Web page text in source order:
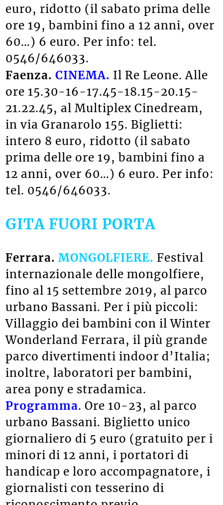
euro, ridotto (il sabato prima delle
ore 19, bambini fino a 12 anni, over
60…) 6 euro. Per info: tel.
0546/646033.
Faenza.CINEMA. Il Re Leone. Alle
ore 15.30-16-17.45-18.15-20.15-
21.22.45, al Multiplex Cinedream,
in via Granarolo 155. Biglietti:
intero 8 euro, ridotto (il sabato
prima delle ore 19, bambini fino a
12 anni, over 60…) 6 euro. Per info:
tel. 0546/646033.
GITA FUORI PORTA
Ferrara.MONGOLFIERE. Festival
internazionale delle mongolfiere,
fino al 15 settembre 2019, al parco
urbano Bassani. Per i più piccoli:
Villaggio dei bambini con il Winter
Wonderland Ferrara, il più grande
parco divertimenti indoor d’Italia;
inoltre, laboratori per bambini,
area pony e stradamica.
Programma. Ore 10-23, al parco
urbano Bassani. Biglietto unico
giornaliero di 5 euro (gratuito per i
minori di 12 anni, i portatori di
handicap e loro accompagnatore, i
giornalisti con tesserino di